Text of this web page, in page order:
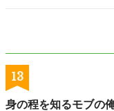
13
身の程を知るモブの